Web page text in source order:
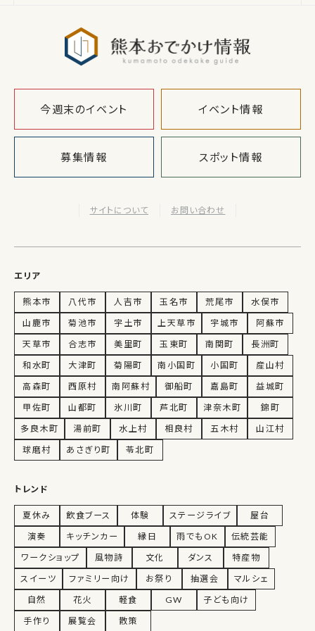
今週末のイベント イベント情報
募集情報 スポット情報
サイトについて お問い合わせ
エリア
熊本市 八代市 人吉市 玉名市 荒尾市
水俣市
山鹿市
菊池市 宇土市 上天草市 宇城市
阿蘇市
天草市
合志市 美里町 玉東町 南関町
長洲町
和水町
大津町 菊陽町 南小国町 小国町
産山村
高森町
西原村 南阿蘇村 御船町 嘉島町
益城町
甲佐町
山都町 氷川町 芦北町 津奈木町
錦町
多良木町
湯前町 水上村 相良村 五木村
山江村
球磨村
あさぎり町 苓北町
トレンド
夏休み 飲食ブース 体験 ステージライブ
屋台
演奏
キッチンカー 縁日 雨でもOK
伝統芸能
ワークショップ
風物詩 文化 ダンス
特産物
スイーツ
ファミリー向け お祭り 抽選会
マルシェ
自然
花火 軽食 GW
子ども向け
手作り
展覧会 散策